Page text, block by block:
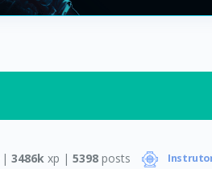
| 3486k xp | 5398posts